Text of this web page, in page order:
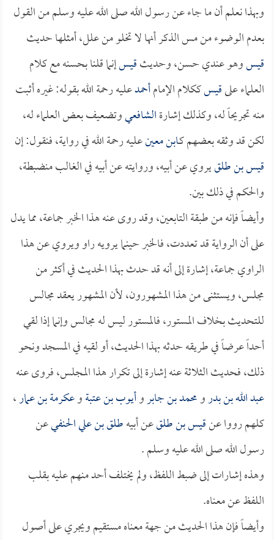
وبهذا نعلم أن ما جاء عن رسول الله صلى الله عليه وسلم من القول
بعدم الوضوء من مس الذكر أنها لا تخلو من علل، أمثلها حديث
قيسوهو عندي حسن، وحديثقيسإنما قلنا بحسنه مع كلام
العلماء علىقيسككلام الإمامأحمدعليه رحمة الله بقوله: غيره أثبت
منه تجريحاً له، وكذلك إشارةالشافعيوتضعيف بعض العلماء له،
لكن قد وثقه بعضهم كـابن معينعليه رحمة الله في رواية، فنقول: إن
قيس بن طلقيروي عن أبيه، وروايته عن أبيه في الغالب منضبطة،
والحكم في ذلك بين.
وأيضاً فإنه من طبقة التابعين، وقد روى عنه هذا الخبر جماعة، مما يدل
على أن الرواية قد تعددت، فالخبر حينما يرويه راو ويروي عن هذا
الراوي جماعة، إشارة إلى أنه قد حدث بهذا الحديث في أكثر من
مجلس، ويستثنى من هذا المشهورون، لأن المشهور يعقد مجالس
للتحديث بخلاف المستور، فالمستور ليس له مجالس وإنما إذا لقي
أحداً عرضاً في طريقه حدثه بهذا الحديث، أو لقيه في المسجد ونحو
ذلك، فحديث الثلاثة عنه إشارة إلى تكرار هذا المجلس، فروى عنه
عبد الله بن بدرومحمد بن جابروأيوب بن عتبةوعكرمة بن عمار،
كلهم رووا عنقيس بن طلقعن أبيهطلق بن علي الحنفيعن
رسول الله صلى الله عليه وسلم .
وهذه إشارات إلى ضبط اللفظ، ولم يختلف أحد منهم عليه بقلب
اللفظ عن معناه.
وأيضاً فإن هذا الحديث من جهة معناه مستقيم ويجري على أصول